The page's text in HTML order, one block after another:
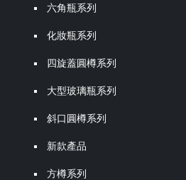
六角瓶系列
化妝瓶系列
四旋蓋圓樽系列
大型玻璃瓶系列
斜口圓樽系列
新款產品
方樽系列